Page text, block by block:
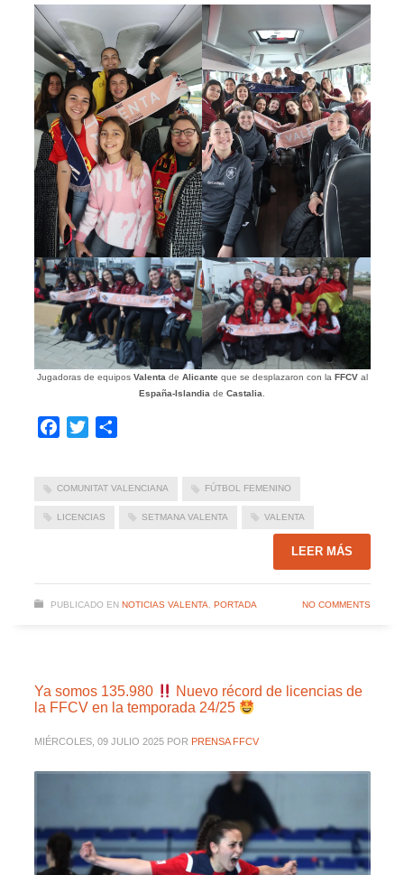
Jugadoras de equipos Valentade Alicanteque se desplazaron con la FFCVal
España-Islandia de Castalia.
Facebook
Twitter
COMUNITAT VALENCIANA FÚTBOL FEMENINO
LICENCIAS SETMANA VALENTA VALENTA
LEER MÁS
PUBLICADO EN NOTICIAS VALENTA PORTADA NO COMMENTS
Ya somos 135.980
Nuevo récord de licencias de
la FFCV en la temporada 24/25
MIÉRCOLES, 09 JULIO 2025 POR PRENSA FFCV